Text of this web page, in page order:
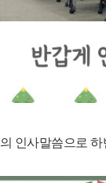
인사말씀으로